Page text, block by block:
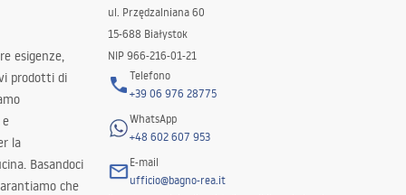
esigenze,
prodotti di
la
Basandoci
che
ul. Przędzalniana 60
15-688 Białystok
NIP 966-216-01-21
Telefono
+39 06 976 28775
WhatsApp
+48 602 607 953
E-mail
ufficio@bagno-rea.it